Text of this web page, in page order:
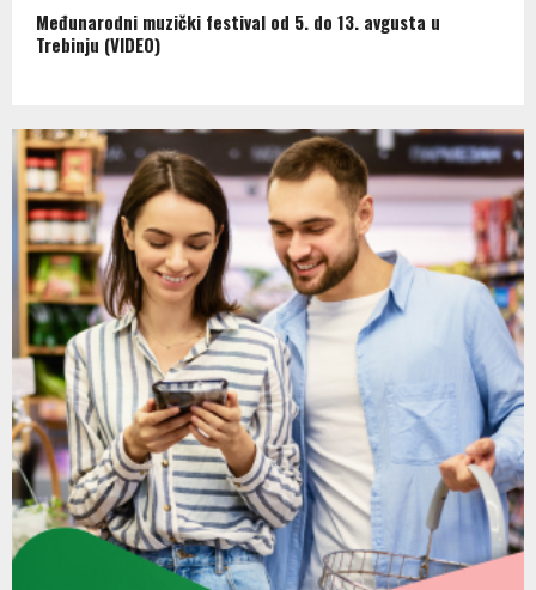
Međunarodni muzički festival od 5. do 13. avgusta u
Trebinju (VIDEO)